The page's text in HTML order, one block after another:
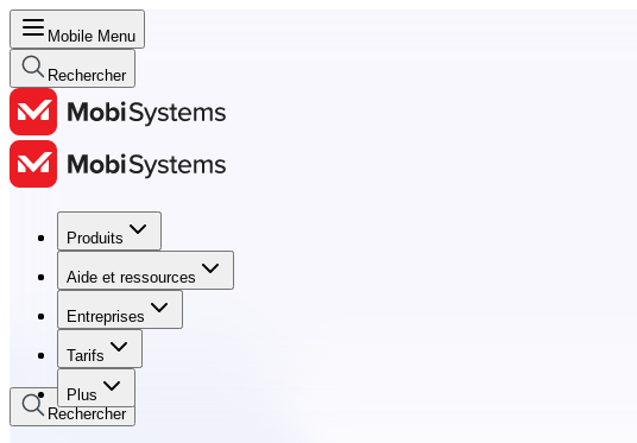
Mobile Menu
Rechercher
Produits
Aide et ressources
Entreprises
Tarifs
Plus
Produits
Aide et ressources
Entreprises
Tarifs
Rechercher